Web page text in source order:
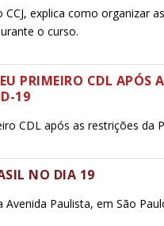
explica como organizar
o curso.
PRIMEIRO CDL APÓS
19
CDL após as restrições da
NO DIA 19
Paulista, em São